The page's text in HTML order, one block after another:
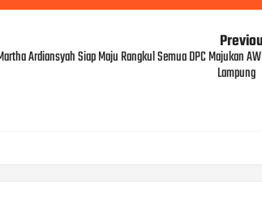
Ardiansyah Siap Maju Rangkul Semua DPC Majukan
Lampung